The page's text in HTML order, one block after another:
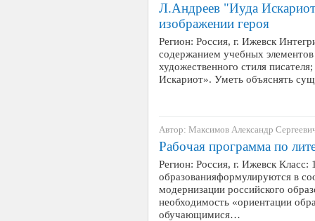
Л.Андреев "Иуда
изображении героя
Регион: Россия, г. Ижевск
содержанием учебных
художественного стиля
Искариот». Уметь объяснять
Автор: Максимов Александр
Рабочая программа по
Регион: Россия, г. Ижевск Класс:
образованияформулируются в
модернизации российского
необходимость «ориентации
обучающимися…